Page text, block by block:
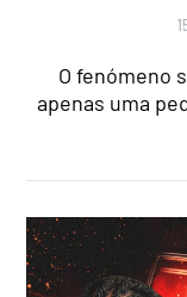
O fenómeno
apenas uma